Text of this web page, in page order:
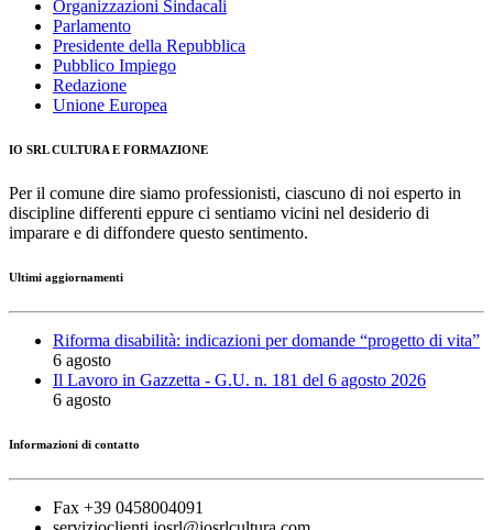
Organizzazioni Sindacali
Parlamento
Presidente della Repubblica
Pubblico Impiego
Redazione
Unione Europea
IO SRL CULTURA E FORMAZIONE
Per il comune dire siamo professionisti, ciascuno di noi esperto in
discipline differenti eppure ci sentiamo vicini nel desiderio di
imparare e di diffondere questo sentimento.
Ultimi aggiornamenti
Riforma disabilità: indicazioni per domande “progetto di vita”
6 agosto
Il Lavoro in Gazzetta - G.U. n. 181 del 6 agosto 2026
6 agosto
Informazioni di contatto
Fax +39 0458004091